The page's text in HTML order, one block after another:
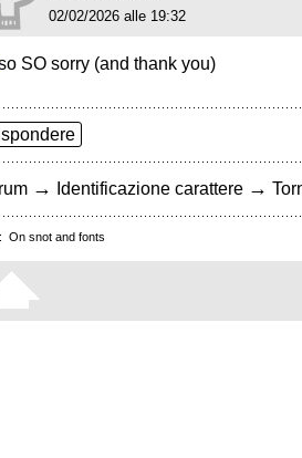
02/02/2026 alle 19:32
SO sorry (and thank you)
→ Identificazione carattere →
On snot and fonts